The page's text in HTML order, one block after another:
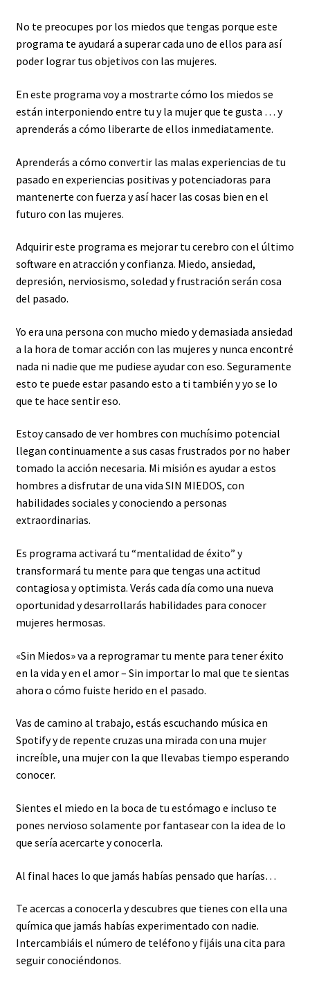
No te preocupes por los miedos que tengas porque este
programa te ayudará a superar cada uno de ellos para así
poder lograr tus objetivos con las mujeres.
En este programa voy a mostrarte cómo los miedos se
están interponiendo entre tu y la mujer que te gusta … y
aprenderás a cómo liberarte de ellos inmediatamente.
Aprenderás a cómo convertir las malas experiencias de tu
pasado en experiencias positivas y potenciadoras para
mantenerte con fuerza y así hacer las cosas bien en el
futuro con las mujeres.
Adquirir este programa es mejorar tu cerebro con el último
software en atracción y confianza. Miedo, ansiedad,
depresión, nerviosismo, soledad y frustración serán cosa
del pasado.
Yo era una persona con mucho miedo y demasiada ansiedad
a la hora de tomar acción con las mujeres y nunca encontré
nada ni nadie que me pudiese ayudar con eso. Seguramente
esto te puede estar pasando esto a ti también y yo se lo
que te hace sentir eso.
Estoy cansado de ver hombres con muchísimo potencial
llegan continuamente a sus casas frustrados por no haber
tomado la acción necesaria. Mi misión es ayudar a estos
hombres a disfrutar de una vida SIN MIEDOS, con
habilidades sociales y conociendo a personas
extraordinarias.
Es programa activará tu “mentalidad de éxito” y
transformará tu mente para que tengas una actitud
contagiosa y optimista. Verás cada día como una nueva
oportunidad y desarrollarás habilidades para conocer
mujeres hermosas.
«Sin Miedos» va a reprogramar tu mente para tener éxito
en la vida y en el amor – Sin importar lo mal que te sientas
ahora o cómo fuiste herido en el pasado.
Vas de camino al trabajo, estás escuchando música en
Spotify y de repente cruzas una mirada con una mujer
increíble, una mujer con la que llevabas tiempo esperando
conocer.
Sientes el miedo en la boca de tu estómago e incluso te
pones nervioso solamente por fantasear con la idea de lo
que sería acercarte y conocerla.
Al final haces lo que jamás habías pensado que harías…
Te acercas a conocerla y descubres que tienes con ella una
química que jamás habías experimentado con nadie.
Intercambiáis el número de teléfono y fijáis una cita para
seguir conociéndonos.